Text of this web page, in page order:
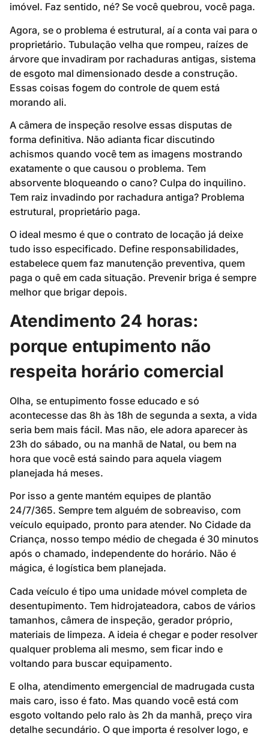
imóvel. Faz sentido, né? Se você quebrou, você paga.
Agora, se o problema é estrutural, aí a conta vai para o
proprietário. Tubulação velha que rompeu, raízes de
árvore que invadiram por rachaduras antigas, sistema
de esgoto mal dimensionado desde a construção.
Essas coisas fogem do controle de quem está
morando ali.
A câmera de inspeção resolve essas disputas de
forma definitiva. Não adianta ficar discutindo
achismos quando você tem as imagens mostrando
exatamente o que causou o problema. Tem
absorvente bloqueando o cano? Culpa do inquilino.
Tem raiz invadindo por rachadura antiga? Problema
estrutural, proprietário paga.
O ideal mesmo é que o contrato de locação já deixe
tudo isso especificado. Define responsabilidades,
estabelece quem faz manutenção preventiva, quem
paga o quê em cada situação. Prevenir briga é sempre
melhor que brigar depois.
Atendimento 24 horas:
porque entupimento não
respeita horário comercial
Olha, se entupimento fosse educado e só
acontecesse das 8h às 18h de segunda a sexta, a vida
seria bem mais fácil. Mas não, ele adora aparecer às
23h do sábado, ou na manhã de Natal, ou bem na
hora que você está saindo para aquela viagem
planejada há meses.
Por isso a gente mantém equipes de plantão
24/7/365. Sempre tem alguém de sobreaviso, com
veículo equipado, pronto para atender. No Cidade da
Criança, nosso tempo médio de chegada é 30 minutos
após o chamado, independente do horário. Não é
mágica, é logística bem planejada.
Cada veículo é tipo uma unidade móvel completa de
desentupimento. Tem hidrojateadora, cabos de vários
tamanhos, câmera de inspeção, gerador próprio,
materiais de limpeza. A ideia é chegar e poder resolver
qualquer problema ali mesmo, sem ficar indo e
voltando para buscar equipamento.
E olha, atendimento emergencial de madrugada custa
mais caro, isso é fato. Mas quando você está com
esgoto voltando pelo ralo às 2h da manhã, preço vira
detalhe secundário. O que importa é resolver logo, e